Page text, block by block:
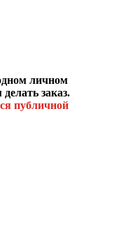
личном
заказ.
публичной